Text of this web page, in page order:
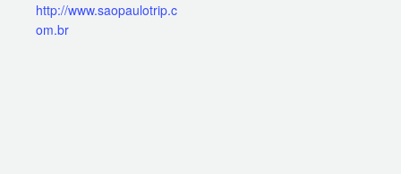
http://www.saopaulotrip.c
om.br